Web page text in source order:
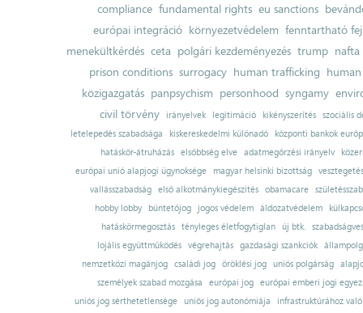
compliance fundamental rights eu sanctions
európai integráció környezetvédelem fenntartható
menekültkérdés ceta polgári kezdeményezés trump nafta
prison conditions surrogacy human trafficking
közigazgatás panpsychism personhood syngamy
civil törvény
irányelvek legitimáció kikényszerítés szociális
letelepedés szabadsága
kiskereskedelmi különadó
központi bankok
hatáskör-átruházás
elsőbbség elve adatmegőrzési irányelv
európai unió alapjogi ügynoksége
magyar helsinki bizottság
vesztegetés
vallásszabadság
első alkotmánykiegészítés obamacare
hobby lobby
büntetőjog jogos védelem áldozatvédelem
hatáskörmegosztás tényleges életfogytiglan új btk.
lojális együttműködés
végrehajtás gazdasági szankciók
nemzetközi magánjog
családi jog öröklési jog uniós polgárság
személyek szabad mozgása
európai jog európai emberi jogi
uniós jog sérthetetlensége uniós jog autonómiája
infrastruktúrához